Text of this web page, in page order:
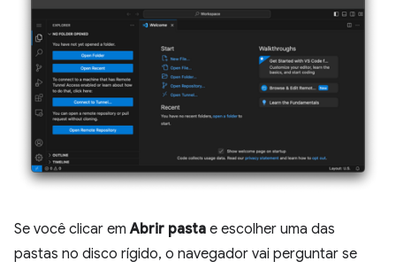
Se você clicar emAbrir pasta e escolher uma das
pastas no disco rígido, o navegador vai perguntar se